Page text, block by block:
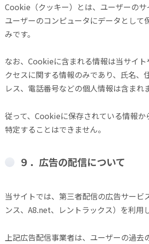
Cookie（クッキー）とは、ユーザーのサ
ユーザーのコンピュータにデータとして
みです。
なお、Cookieに含まれる情報は当サイ
クセスに関する情報のみであり、氏名、
レス、電話番号などの個人情報は含まれ
従って、Cookieに保存されている情報か
特定することはできません。
９．広告の配信について
当サイトでは、第三者配信の広告サービ
ンス、A8.net、レントラックス）を利用
上記広告配信事業者は、ユーザーの過去